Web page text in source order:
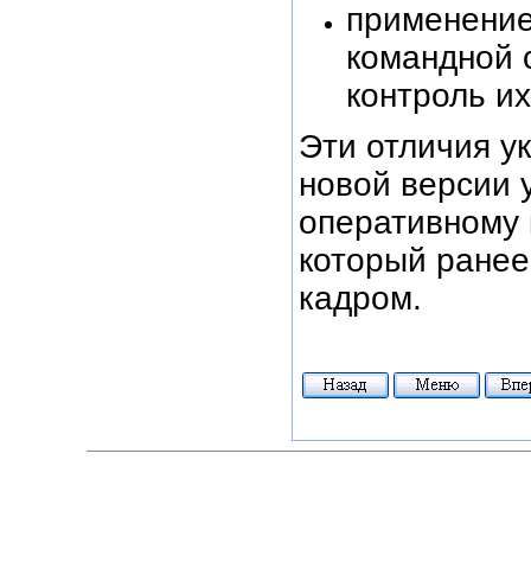
командной
контроль
Эти отличия
новой версии
который
кадром.